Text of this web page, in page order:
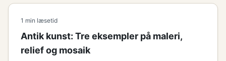
1 min læsetid
Antik kunst: Tre eksempler på maleri,
relief og mosaik